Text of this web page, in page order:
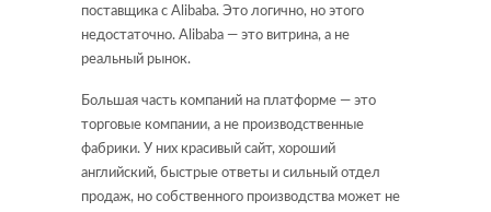
поставщика с Alibaba. Это логично, но этого
недостаточно. Alibaba — это витрина, а не
реальный рынок.
Большая часть компаний на платформе — это
торговые компании, а не производственные
фабрики. У них красивый сайт, хороший
английский, быстрые ответы и сильный отдел
продаж, но собственного производства может не